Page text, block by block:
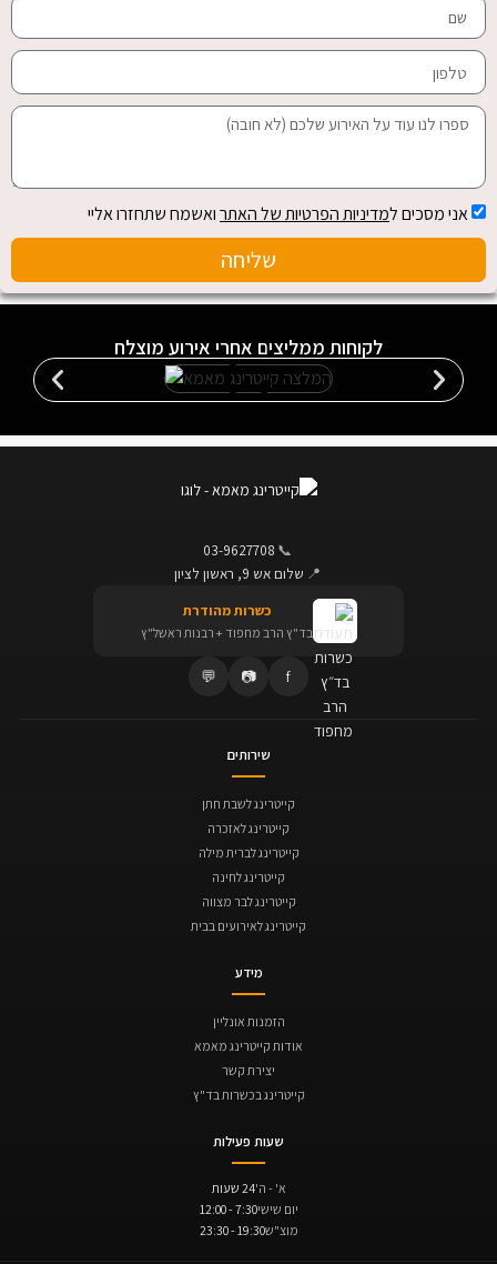
אני מסכים למדיניות הפרטיות של האתרואשמח שתחזרו אליי
שליחה
לקוחות ממליצים אחרי אירוע מוצלח
📞
03-9627708
📍 שלום אש 9, ראשון לציון
כשרות מהודרת
בד"ץ הרב מחפוד + רבנות ראשל"ץ
f
📷
💬
שירותים
קייטרינג לשבת חתן
קייטרינג לאזכרה
קייטרינג לברית מילה
קייטרינג לחינה
קייטרינג לבר מצווה
קייטרינג לאירועים בבית
מידע
הזמנות אונליין
אודות קייטרינג מאמא
יצירת קשר
קייטרינג בכשרות בד"ץ
שעות פעילות
א' - ה'24 שעות
יום שישי7:30 - 12:00
מוצ"ש19:30 - 23:30